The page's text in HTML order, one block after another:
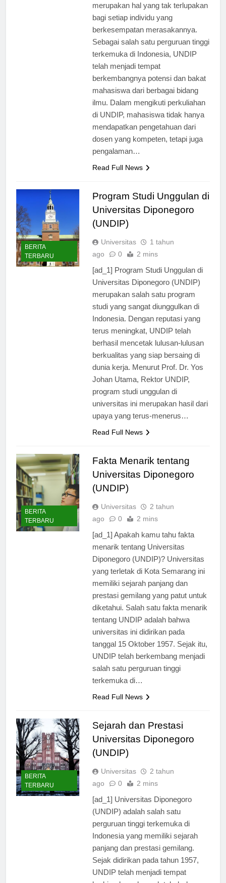
merupakan hal yang tak terlupakan
bagi setiap individu yang
berkesempatan merasakannya.
Sebagai salah satu perguruan tinggi
terkemuka di Indonesia, UNDIP
telah menjadi tempat
berkembangnya potensi dan bakat
mahasiswa dari berbagai bidang
ilmu. Dalam mengikuti perkuliahan
di UNDIP, mahasiswa tidak hanya
mendapatkan pengetahuan dari
dosen yang kompeten, tetapi juga
pengalaman…
Read Full News
BERITA
TERBARU
Program Studi Unggulan di
Universitas Diponegoro
(UNDIP)
Universitas
1 tahun
ago
0 2 mins
[ad_1] Program Studi Unggulan di
Universitas Diponegoro (UNDIP)
merupakan salah satu program
studi yang sangat diunggulkan di
Indonesia. Dengan reputasi yang
terus meningkat, UNDIP telah
berhasil mencetak lulusan-lulusan
berkualitas yang siap bersaing di
dunia kerja. Menurut Prof. Dr. Yos
Johan Utama, Rektor UNDIP,
program studi unggulan di
universitas ini merupakan hasil dari
upaya yang terus-menerus…
Read Full News
BERITA
TERBARU
Fakta Menarik tentang
Universitas Diponegoro
(UNDIP)
Universitas
2 tahun
ago
0 2 mins
[ad_1] Apakah kamu tahu fakta
menarik tentang Universitas
Diponegoro (UNDIP)? Universitas
yang terletak di Kota Semarang ini
memiliki sejarah panjang dan
prestasi gemilang yang patut untuk
diketahui. Salah satu fakta menarik
tentang UNDIP adalah bahwa
universitas ini didirikan pada
tanggal 15 Oktober 1957. Sejak itu,
UNDIP telah berkembang menjadi
salah satu perguruan tinggi
terkemuka di…
Read Full News
BERITA
TERBARU
Sejarah dan Prestasi
Universitas Diponegoro
(UNDIP)
Universitas
2 tahun
ago
0 2 mins
[ad_1] Universitas Diponegoro
(UNDIP) adalah salah satu
perguruan tinggi terkemuka di
Indonesia yang memiliki sejarah
panjang dan prestasi gemilang.
Sejak didirikan pada tahun 1957,
UNDIP telah menjadi tempat